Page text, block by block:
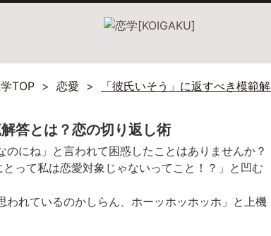
TOP 恋愛 「彼氏いそう」に返すべき模範
答とは？恋の切り返し術
にね」と言われて困惑したことはありませんか？
って私は恋愛対象じゃないってこと！？」と凹む
われているのかしらん、ホーッホッホッホ」と上機